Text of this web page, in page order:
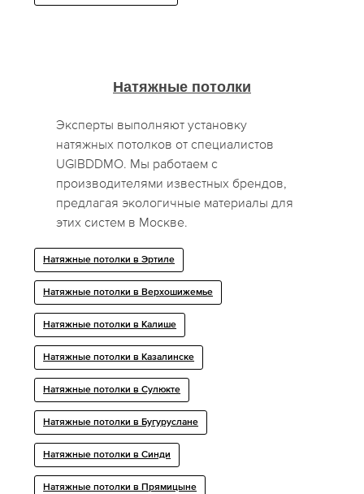
Натяжные потолки
Эксперты выполняют установку
натяжных потолков от специалистов
UGIBDDMO. Мы работаем с
производителями известных брендов,
предлагая экологичные материалы для
этих систем в Москве.
Натяжные потолки в Эртиле
Натяжные потолки в Верхошижемье
Натяжные потолки в Калише
Натяжные потолки в Казалинске
Натяжные потолки в Сулюкте
Натяжные потолки в Бугуруслане
Натяжные потолки в Синди
Натяжные потолки в Прямицыне